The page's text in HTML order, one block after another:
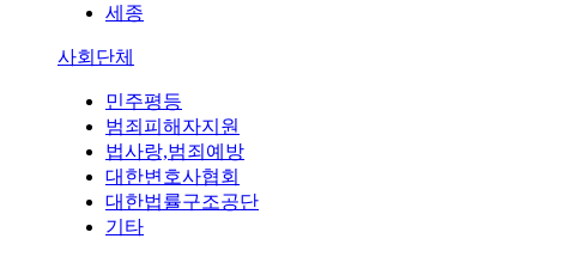
세종
사회단체
민주평등
범죄피해자지원
법사랑,범죄예방
대한변호사협회
대한법률구조공단
기타